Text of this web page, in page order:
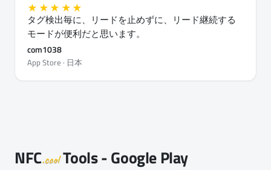
★★★★★
タグ検出毎に、リードを止めずに、リード継続する
モードが便利だと思います。
com1038
App Store · 日本
NFC.coolTools - Google Play